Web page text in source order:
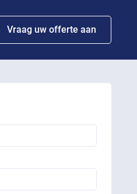
Vraag uw offerte aan